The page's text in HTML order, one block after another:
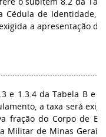
Cédula de Identidade,
a apresentação do
e 1.3.4 da Tabela B e
a taxa será
fração do Corpo de
Militar de Minas Gerais